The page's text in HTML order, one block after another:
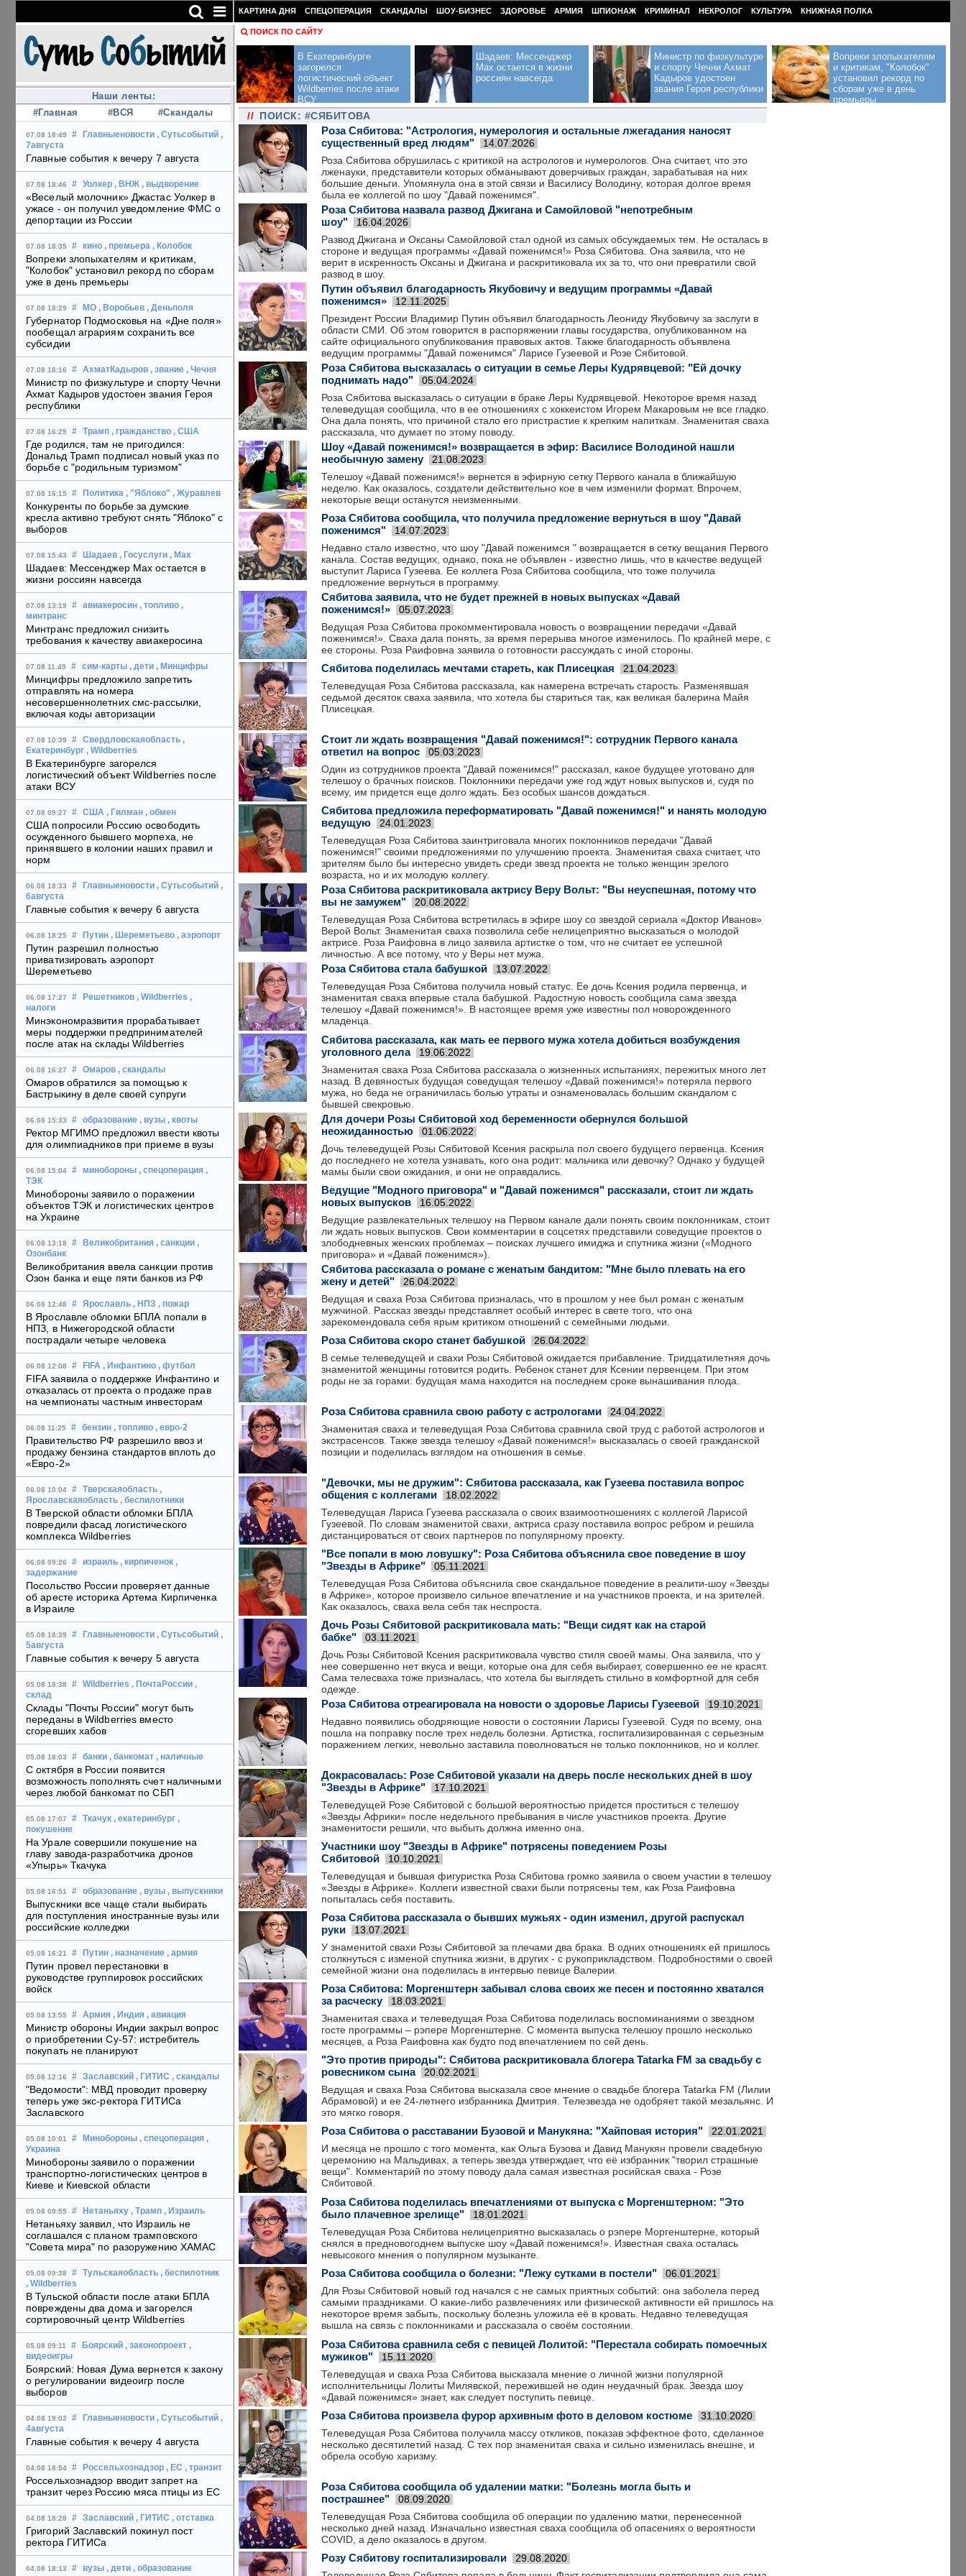
Наши ленты:
#Главная
#ВСЯ #Скандалы
07.08 18:49 # Главныеновости , Сутьсобытий ,
7августа
Главные события к вечеру 7 августа
07.08 18:46 # Уолкер , ВНЖ , выдворение
«Веселый молочник» Джастас Уолкер в
ужасе - он получил уведомление ФМС о
депортации из России
07.08 18:35 # кино , премьера , Колобок
Вопреки злопыхателям и критикам,
"Колобок" установил рекорд по сборам
уже в день премьеры
07.08 18:29 # МО , Воробьев , Деньполя
Губернатор Подмосковья на «Дне поля»
пообещал аграриям сохранить все
субсидии
07.08 18:16 # АхматКадыров , звание , Чечня
Министр по физкультуре и спорту Чечни
Ахмат Кадыров удостоен звания Героя
республики
07.08 16:29 # Трамп , гражданство , США
Где родился, там не пригодился:
Дональд Трамп подписал новый указ по
борьбе с "родильным туризмом"
07.08 16:15 # Политика , "Яблоко" , Журавлев
Конкуренты по борьбе за думские
кресла активно требуют снять "Яблоко" с
выборов
07.08 15:43 # Шадаев , Госуслуги , Max
Шадаев: Мессенджер Max остается в
жизни россиян навсегда
07.08 13:19 # авиакеросин , топливо ,
минтранс
Минтранс предложил снизить
требования к качеству авиакеросина
07.08 11:49 # сим-карты , дети , Минцифры
Минцифры предложило запретить
отправлять на номера
несовершеннолетних смс-рассылки,
включая коды авторизации
07.08 10:39 # Свердловскаяобласть ,
Екатеринбург , Wildberries
В Екатеринбурге загорелся
логистический объект Wildberries после
атаки ВСУ
07.08 09:27 # США , Гилман , обмен
США попросили Россию освободить
осужденного бывшего морпеха, не
принявшего в колонии наших правил и
норм
06.08 18:33 # Главныеновости , Сутьсобытий ,
6августа
Главные события к вечеру 6 августа
06.08 18:25 # Путин , Шереметьево , аэропорт
Путин разрешил полностью
приватизировать аэропорт
Шереметьево
06.08 17:27 # Решетников , Wildberries ,
налоги
Минэкономразвития прорабатывает
меры поддержки предпринимателей
после атак на склады Wildberries
06.08 16:27 # Омаров , скандалы
Омаров обратился за помощью к
Бастрыкину в деле своей супруги
06.08 15:33 # образование , вузы , квоты
Ректор МГИМО предложил ввести квоты
для олимпиадников при приеме в вузы
06.08 15:04 # минобороны , спецоперация ,
ТЭК
Минобороны заявило о поражении
объектов ТЭК и логистических центров
на Украине
06.08 13:18 # Великобритания , санкции ,
Озонбанк
Великобритания ввела санкции против
Озон банка и еще пяти банков из РФ
06.08 12:48 # Ярославль , НПЗ , пожар
В Ярославле обломки БПЛА попали в
НПЗ, в Нижегородской области
пострадали четыре человека
06.08 12:08 # FIFA , Инфантино , футбол
FIFA заявила о поддержке Инфантино и
отказалась от проекта о продаже прав
на чемпионаты частным инвесторам
06.08 11:25 # бензин , топливо , евро-2
Правительство РФ разрешило ввоз и
продажу бензина стандартов вплоть до
«Евро-2»
06.08 10:04 # Тверскаяобласть ,
Ярославскаяобласть , беспилотники
В Тверской области обломки БПЛА
повредили фасад логистического
комплекса Wildberries
06.08 09:26 # израиль , кирпиченок ,
задержание
Посольство России проверяет данные
об аресте историка Артема Кирпиченка
в Израиле
05.08 18:39 # Главныеновости , Сутьсобытий ,
5августа
Главные события к вечеру 5 августа
05.08 18:38 # Wildberries , ПочтаРоссии ,
склад
Склады "Почты России" могут быть
переданы в Wildberries вместо
сгоревших хабов
05.08 18:03 # банки , банкомат , наличные
С октября в России появится
возможность пополнять счет наличными
через любой банкомат по СБП
05.08 17:07 # Ткачук , екатеринбург ,
покушение
На Урале совершили покушение на
главу завода-разработчика дронов
«Упырь» Ткачука
05.08 16:51 # образование , вузы , выпускники
Выпускники все чаще стали выбирать
для поступления иностранные вузы или
российские колледжи
05.08 16:21 # Путин , назначение , армия
Путин провел перестановки в
руководстве группировок российских
войск
05.08 13:55 # Армия , Индия , авиация
Министр обороны Индии закрыл вопрос
о приобретении Су-57: истребитель
покупать не планируют
05.08 12:16 # Заславский , ГИТИС , скандалы
"Ведомости": МВД проводит проверку
теперь уже экс-ректора ГИТИСа
Заславского
05.08 10:01 # Минобороны , спецоперация ,
Украина
Минобороны заявило о поражении
транспортно-логистических центров в
Киеве и Киевской области
05.08 09:55 # Нетаньяху , Трамп , Израиль
Нетаньяху заявил, что Израиль не
соглашался с планом трамповского
"Совета мира" по разоружению ХАМАС
05.08 09:38 # Тульскаяобласть , беспилотник
, Wildberries
В Тульской области после атаки БПЛА
повреждены два дома и загорелся
сортировочный центр Wildberries
05.08 09:11 # Боярский , законопроект ,
видеоигры
Боярский: Новая Дума вернется к закону
о регулировании видеоигр после
выборов
04.08 19:02 # Главныеновости , Сутьсобытий ,
4августа
Главные события к вечеру 4 августа
04.08 18:54 # Россельхознадзор , ЕС , транзит
Россельхознадзор вводит запрет на
транзит через Россию мяса птицы из ЕС
04.08 18:28 # Заславский , ГИТИС , отставка
Григорий Заславский покинул пост
ректора ГИТИСа
04.08 18:13 # вузы , дети , образование
КАРТИНА ДНЯ СПЕЦОПЕРАЦИЯ СКАНДАЛЫ ШОУ-БИЗНЕС ЗДОРОВЬЕ АРМИЯ ШПИОНАЖ КРИМИНАЛ НЕКРОЛОГ КУЛЬТУРА КНИЖНАЯ ПОЛКА
ПОИСК ПО САЙТУ
В Екатеринбурге
загорелся
логистический объект
Wildberries после атаки
ВСУ
Шадаев: Мессенджер
Max остается в жизни
россиян навсегда
Министр по физкультуре
и спорту Чечни Ахмат
Кадыров удостоен
звания Героя республики
Вопреки злопыхателям
и критикам, "Колобок"
установил рекорд по
сборам уже в день
премьеры
// ПОИСК: #СЯБИТОВА
Роза Сябитова: "Астрология, нумерология и остальные лжегадания наносят
существенный вред людям"
14.07.2026
Роза Сябитова обрушилась с критикой на астрологов и нумерологов. Она считает, что это
лженауки, представители которых обманывают доверчивых граждан, зарабатывая на них
большие деньги. Упомянула она в этой связи и Василису Володину, которая долгое время
была ее коллегой по шоу "Давай поженимся".
Роза Сябитова назвала развод Джигана и Самойловой "непотребным
шоу"
16.04.2026
Развод Джигана и Оксаны Самойловой стал одной из самых обсуждаемых тем. Не осталась в
стороне и ведущая программы «Давай поженимся!» Роза Сябитова. Она заявила, что не
верит в искренность Оксаны и Джигана и раскритиковала их за то, что они превратили свой
развод в шоу.
Путин объявил благодарность Якубовичу и ведущим программы «Давай
поженимся»
12.11.2025
Президент России Владимир Путин объявил благодарность Леониду Якубовичу за заслуги в
области СМИ. Об этом говорится в распоряжении главы государства, опубликованном на
сайте официального опубликования правовых актов. Также благодарность объявлена
ведущим программы "Давай поженимся" Ларисе Гузеевой и Розе Сябитовой.
Роза Сябитова высказалась о ситуации в семье Леры Кудрявцевой: "Ей дочку
поднимать надо"
05.04.2024
Роза Сябитова высказалась о ситуации в браке Леры Кудрявцевой. Некоторое время назад
телеведущая сообщила, что в ее отношениях с хоккеистом Игорем Макаровым не все гладко.
Она дала понять, что причиной стало его пристрастие к крепким напиткам. Знаменитая сваха
рассказала, что думает по этому поводу.
Шоу «Давай поженимся!» возвращается в эфир: Василисе Володиной нашли
необычную замену
21.08.2023
Телешоу «Давай поженимся!» вернется в эфирную сетку Первого канала в ближайшую
неделю. Как оказалось, создатели действительно кое в чем изменили формат. Впрочем,
некоторые вещи останутся неизменными.
Роза Сябитова сообщила, что получила предложение вернуться в шоу "Давай
поженимся"
14.07.2023
Недавно стало известно, что шоу "Давай поженимся " возвращается в сетку вещания Первого
канала. Состав ведущих, однако, пока не объявлен - известно лишь, что в качестве ведущей
выступит Лариса Гузеева. Ее коллега Роза Сябитова сообщила, что тоже получила
предложение вернуться в программу.
Сябитова заявила, что не будет прежней в новых выпусках «Давай
поженимся!»
05.07.2023
Ведущая Роза Сябитова прокомментировала новость о возвращении передачи «Давай
поженимся!». Сваха дала понять, за время перерыва многое изменилось. По крайней мере, с
ее стороны. Роза Раифовна заявила о готовности рассуждать с иной стороны.
Сябитова поделилась мечтами стареть, как Плисецкая 21.04.2023
Телеведущая Роза Сябитова рассказала, как намерена встречать старость. Разменявшая
седьмой десяток сваха заявила, что хотела бы стариться так, как великая балерина Майя
Плисецкая.
Стоит ли ждать возвращения "Давай поженимся!": сотрудник Первого канала
ответил на вопрос
05.03.2023
Один из сотрудников проекта "Давай поженимся!" рассказал, какое будущее уготовано для
телешоу о брачных поисков. Поклонники передачи уже год ждут новых выпусков и, судя по
всему, им придется еще долго ждать. Без особых шансов дождаться.
Сябитова предложила переформатировать "Давай поженимся!" и нанять молодую
ведущую
24.01.2023
Телеведущая Роза Сябитова заинтриговала многих поклонников передачи "Давай
поженимся!" своими предложениями по улучшению проекта. Знаменитая сваха считает, что
зрителям было бы интересно увидеть среди звезд проекта не только женщин зрелого
возраста, но и их молодую коллегу.
Роза Сябитова раскритиковала актрису Веру Вольт: "Вы неуспешная, потому что
вы не замужем"
20.08.2022
Телеведущая Роза Сябитова встретилась в эфире шоу со звездой сериала «Доктор Иванов»
Верой Вольт. Знаменитая сваха позволила себе нелицеприятно высказаться о молодой
актрисе. Роза Раифовна в лицо заявила артистке о том, что не считает ее успешной
личностью. А все потому, что у Веры нет мужа.
Роза Сябитова стала бабушкой 13.07.2022
Телеведущая Роза Сябитова получила новый статус. Ее дочь Ксения родила первенца, и
знаменитая сваха впервые стала бабушкой. Радостную новость сообщила сама звезда
телешоу «Давай поженимся!». В настоящее время уже известны пол новорожденного
младенца.
Сябитова рассказала, как мать ее первого мужа хотела добиться возбуждения
уголовного дела
19.06.2022
Знаменитая сваха Роза Сябитова рассказала о жизненных испытаниях, пережитых много лет
назад. В девяностых будущая соведущая телешоу «Давай поженимся!» потеряла первого
мужа, но беда не ограничилась болью утраты и ознаменовалась большим скандалом с
бывшей свекровью.
Для дочери Розы Сябитовой ход беременности обернулся большой
неожиданностью
01.06.2022
Дочь телеведущей Розы Сябитовой Ксения раскрыла пол своего будущего первенца. Ксения
до последнего не хотела узнавать, кого она родит: мальчика или девочку? Однако у будущей
мамы были свои ожидания, и они не оправдались.
Ведущие "Модного приговора" и "Давай поженимся" рассказали, стоит ли ждать
новых выпусков
16.05.2022
Ведущие развлекательных телешоу на Первом канале дали понять своим поклонникам, стоит
ли ждать новых выпусков. Свои комментарии в соцсетях представили соведущие проектов о
злободневных женских проблемах – поисках лучшего имиджа и спутника жизни («Модного
приговора» и «Давай поженимся»).
Сябитова рассказала о романе с женатым бандитом: "Мне было плевать на его
жену и детей"
26.04.2022
Ведущая и сваха Роза Сябитова призналась, что в прошлом у нее был роман с женатым
мужчиной. Рассказ звезды представляет особый интерес в свете того, что она
зарекомендовала себя ярым критиком отношений с семейными людьми.
Роза Сябитова скоро станет бабушкой 26.04.2022
В семье телеведущей и свахи Розы Сябитовой ожидается прибавление. Тридцатилетняя дочь
знаменитой женщины готовится родить. Ребенок станет для Ксении первенцем. При этом
роды не за горами: будущая мама находится на последнем сроке вынашивания плода.
Роза Сябитова сравнила свою работу с астрологами 24.04.2022
Знаменитая сваха и телеведущая Роза Сябитова сравнила свой труд с работой астрологов и
экстрасенсов. Также звезда телешоу «Давай поженимся!» высказалась о своей гражданской
позиции и поделилась взглядом на отношения в семье.
"Девочки, мы не дружим": Сябитова рассказала, как Гузеева поставила вопрос
общения с коллегами
18.02.2022
Телеведущая Лариса Гузеева рассказала о своих взаимоотношениях с коллегой Ларисой
Гузеевой. По словам знаменитой свахи, актриса сразу поставила вопрос ребром и решила
дистанцироваться от своих партнеров по популярному проекту.
"Все попали в мою ловушку": Роза Сябитова объяснила свое поведение в шоу
"Звезды в Африке"
05.11.2021
Телеведущая Роза Сябитова объяснила свое скандальное поведение в реалити-шоу «Звезды
в Африке», которое произвело сильное впечатление и на участников проекта, и на зрителей.
Как оказалось, сваха вела себя так неспроста.
Дочь Розы Сябитовой раскритиковала мать: "Вещи сидят как на старой
бабке"
03.11.2021
Дочь Розы Сябитовой Ксения раскритиковала чувство стиля своей мамы. Она заявила, что у
нее совершенно нет вкуса и вещи, которые она для себя выбирает, совершенно ее не красят.
Сама телесваха тоже призналась, что хотела бы выглядеть стильно в комфортной для себя
одежде.
Роза Сябитова отреагировала на новости о здоровье Ларисы Гузеевой 19.10.2021
Недавно появились ободряющие новости о состоянии Ларисы Гузеевой. Судя по всему, она
пошла на поправку после трех недель болезни. Артистка, госпитализированная с серьезным
поражением легких, невольно заставила поволноваться не только поклонников, но и коллег.
Докрасовалась: Розе Сябитовой указали на дверь после нескольких дней в шоу
"Звезды в Африке"
17.10.2021
Телеведущей Розе Сябитовой с большой вероятностью придется проститься с телешоу
«Звезды Африки» после недельного пребывания в числе участников проекта. Другие
знаменитости решили, что выбыть должна именно она.
Участники шоу "Звезды в Африке" потрясены поведением Розы
Сябитовой
10.10.2021
Телеведущая и бывшая фигуристка Роза Сябитова громко заявила о своем участии в телешоу
«Звезды в Африке». Коллеги известной свахи были потрясены тем, как Роза Раифовна
попыталась себя поставить.
Роза Сябитова рассказала о бывших мужьях - один изменил, другой распускал
руки
13.07.2021
У знаменитой свахи Розы Сябитовой за плечами два брака. В одних отношениях ей пришлось
столкнуться с изменой спутника жизни, в других - с рукоприкладством. Подробностями о своей
семейной жизни она поделилась в интервью певице Валерии.
Роза Сябитова: Моргенштерн забывал слова своих же песен и постоянно хватался
за расческу
18.03.2021
Знаменитая сваха и телеведущая Роза Сябитова поделилась воспоминаниями о звездном
госте программы – рэпере Моргенштерне. С момента выпуска телешоу прошло несколько
месяцев, а Роза Раифовна как будто под впечатлением по сей день.
"Это против природы": Сябитова раскритиковала блогера Tatarka FM за свадьбу с
ровесником сына
20.02.2021
Ведущая и сваха Роза Сябитова высказала свое мнение о свадьбе блогера Tatarka FM (Лилии
Абрамовой) и ее 24-летнего избранника Дмитрия. Телезвезда не одобряет такой мезальянс. И
это мягко говоря.
Роза Сябитова о расставании Бузовой и Манукяна: "Хайповая история" 22.01.2021
И месяца не прошло с того момента, как Ольга Бузова и Давид Манукян провели свадебную
церемонию на Мальдивах, а теперь звезда утверждает, что её избранник "творил страшные
вещи". Комментарий по этому поводу дала самая известная росийская сваха - Розе
Сябитовой.
Роза Сябитова поделилась впечатлениями от выпуска с Моргенштерном: "Это
было плачевное зрелище"
18.01.2021
Телеведущая Роза Сябитова нелицеприятно высказалась о рэпере Моргенштерне, который
снялся в предновогоднем выпуске шоу «Давай поженимся!». Известная сваха осталась
невысокого мнения о популярном музыканте.
Роза Сябитова сообщила о болезни: "Лежу сутками в постели" 06.01.2021
Для Розы Сябитовой новый год начался с не самых приятных событий: она заболела перед
самыми праздниками. О какие-либо развлечениях или физической активности ей пришлось на
некоторое время забыть, поскольку болезнь уложила её в кровать. Недавно телеведущая
вышла на связь с поклонниками и рассказала о своём состоянии.
Роза Сябитова сравнила себя с певицей Лолитой: "Перестала собирать помоечных
мужиков"
15.11.2020
Телеведущая и сваха Роза Сябитова высказала мнение о личной жизни популярной
исполнительницы Лолиты Милявской, пережившей не один неудачный брак. Звезда шоу
«Давай поженимся» знает, как следует поступить певице.
Роза Сябитова произвела фурор архивным фото в деловом костюме 31.10.2020
Телеведущая Роза Сябитова получила массу откликов, показав эффектное фото, сделанное
несколько десятилетий назад. С тех пор знаменитая сваха и сильно изменилась внешне, и
обрела особую харизму.
Роза Сябитова сообщила об удалении матки: "Болезнь могла быть и
пострашнее"
08.09.2020
Телеведущая Роза Сябитова сообщила об операции по удалению матки, перенесенной
несколько дней назад. Изначально известная сваха сообщила об опасениях о вероятности
COVID, а дело оказалось в другом.
Розу Сябитову госпитализировали 29.08.2020